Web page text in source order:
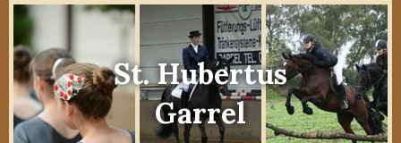
St. Hubertus
Garrel